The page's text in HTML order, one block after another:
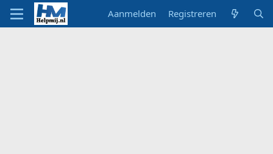
Aanmelden Registreren